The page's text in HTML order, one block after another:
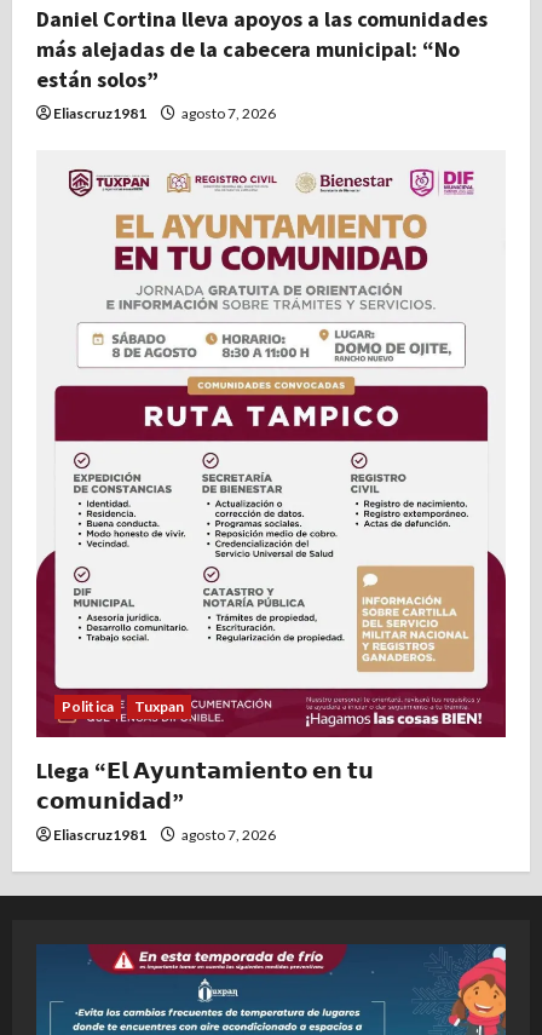
Daniel Cortina lleva apoyos a las comunidades
más alejadas de la cabecera municipal: “No
están solos”
Eliascruz1981 agosto 7, 2026
Politica Tuxpan
Llega “𝗘𝗹 𝗔𝘆𝘂𝗻𝘁𝗮𝗺𝗶𝗲𝗻𝘁𝗼 𝗲𝗻 𝘁𝘂
𝗰𝗼𝗺𝘂𝗻𝗶𝗱𝗮𝗱”
Eliascruz1981 agosto 7, 2026